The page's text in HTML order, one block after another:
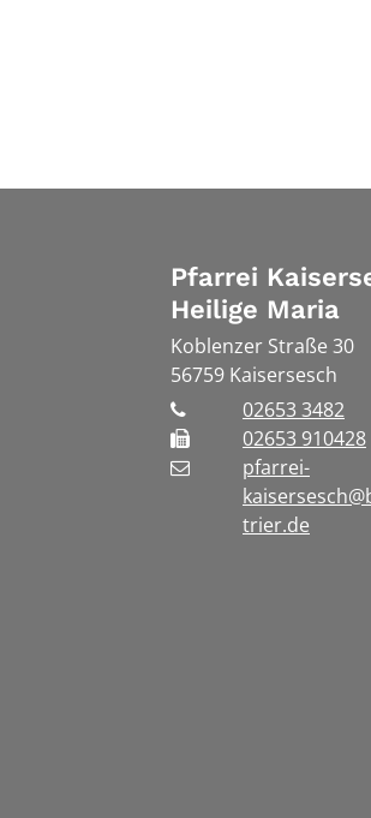
Pfarrei
Heilige Maria
Koblenzer Straße 30
56759 Kaisersesch
02653 3482
02653 910428
pfarrei-
trier.de